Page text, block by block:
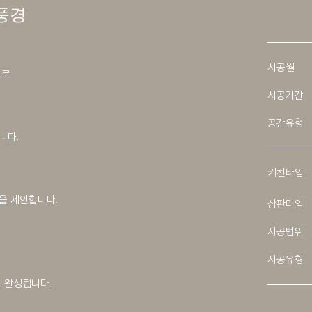
경
다.
제안합니다.
성됩니다.
시공월
시공기간
공간유형
키친타입
상판타입
시공범위
시공유형